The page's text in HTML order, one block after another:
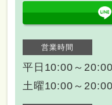
営業時間
平日10:00～
土曜10:00～